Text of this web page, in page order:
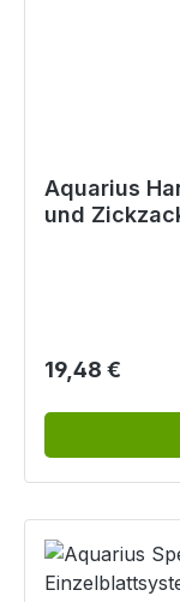
Aquarius
und
Regulärer
19,48 €